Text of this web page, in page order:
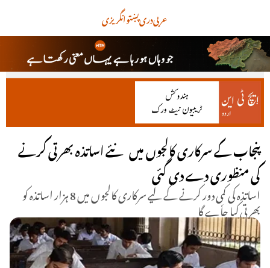
انگریزیپښتودریعربی
پنجاب کے سرکاری کالجوں میں نئے اساتذہ بھرتی کرنے
کی منظوری دے دی گئی
اساتذہ کی کمی دور کرنے کے لیے سرکاری کالجوں میں 8 ہزار اساتذہ کو
بھرتی کیا جاٗے گا